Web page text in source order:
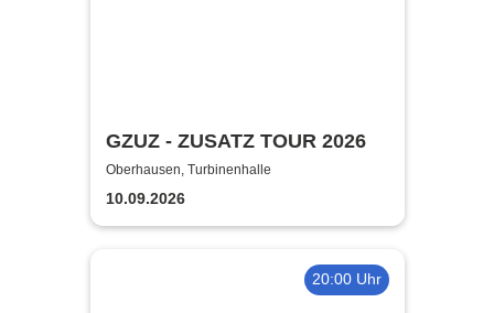
GZUZ - ZUSATZ TOUR 2026
Oberhausen, Turbinenhalle
10.09.2026
20:00 Uhr